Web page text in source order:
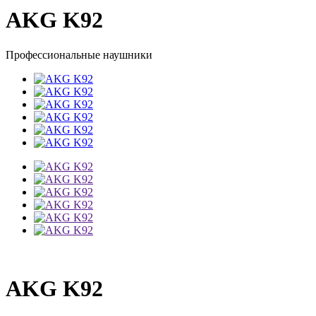
AKG K92
Профессиональные наушники
AKG K92